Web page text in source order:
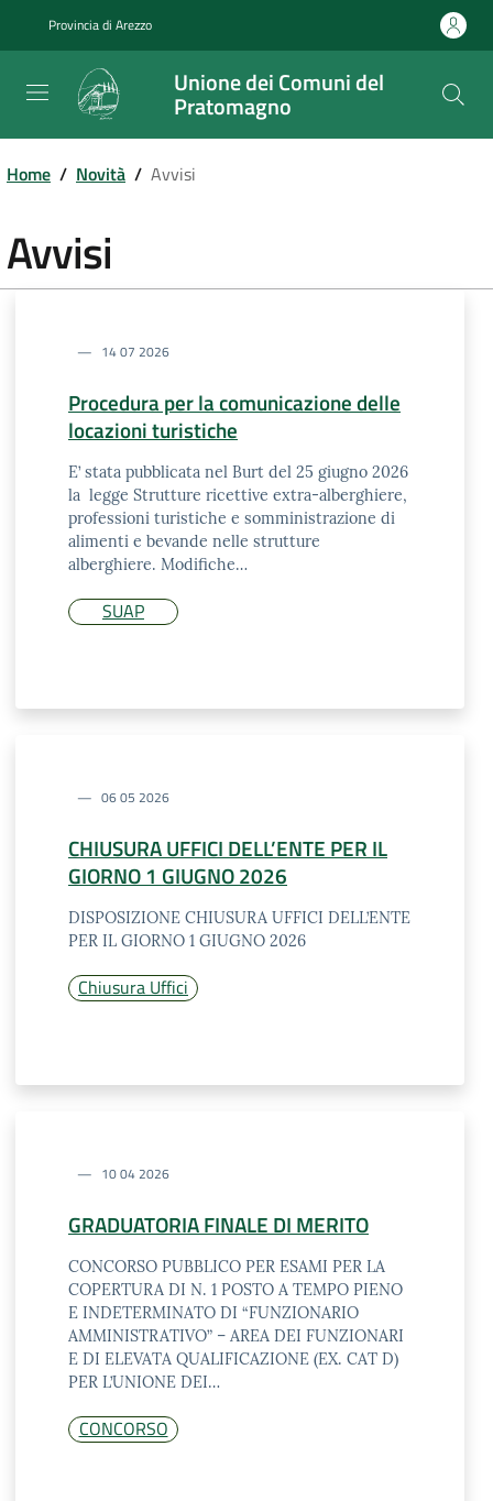
principale
Provincia di Arezzo
Unione dei Comuni del
Pratomagno
Home / Novità / Avvisi
Avvisi
14 07 2026
Procedura per la comunicazione delle
locazioni turistiche
E’ stata pubblicata nel Burt del 25 giugno 2026
la legge Strutture ricettive extra-alberghiere,
professioni turistiche e somministrazione di
alimenti e bevande nelle strutture
alberghiere. Modifiche…
SUAP
06 05 2026
CHIUSURA UFFICI DELL’ENTE PER IL
GIORNO 1 GIUGNO 2026
DISPOSIZIONE CHIUSURA UFFICI DELL’ENTE
PER IL GIORNO 1 GIUGNO 2026
Chiusura Uffici
10 04 2026
GRADUATORIA FINALE DI MERITO
CONCORSO PUBBLICO PER ESAMI PER LA
COPERTURA DI N. 1 POSTO A TEMPO PIENO
E INDETERMINATO DI “FUNZIONARIO
AMMINISTRATIVO” – AREA DEI FUNZIONARI
E DI ELEVATA QUALIFICAZIONE (EX. CAT D)
PER L’UNIONE DEI…
CONCORSO